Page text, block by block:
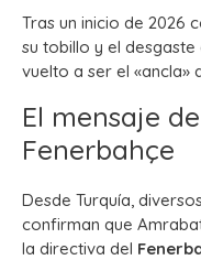
Tras un inicio de 2026
su tobillo y el
vuelto a ser el «ancla»
El mensaje
Fenerbahçe
Desde Turquía,
confirman que
la directiva del